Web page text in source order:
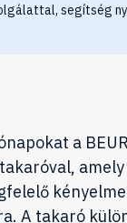
segítség
a
A takaró